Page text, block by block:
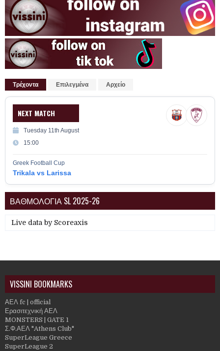
Τρέχοντα Επιλεγμένα Αρχείο
NEXT MATCH
Tuesday 11th August
15:00
Greek Football Cup
Trikala vs Larissa
ΒΑΘΜΟΛΟΓΙΑ SL 2025-26
Live data by Scoreaxis
VISSINI BOOKMARKS
ΑΕΛ fc | official
Ερασιτεχνική ΑΕΛ
MONSTERS | GATE 1
Σ.Φ.ΑΕΛ "Athens Club"
SuperLeague Greece
SuperLeague 2